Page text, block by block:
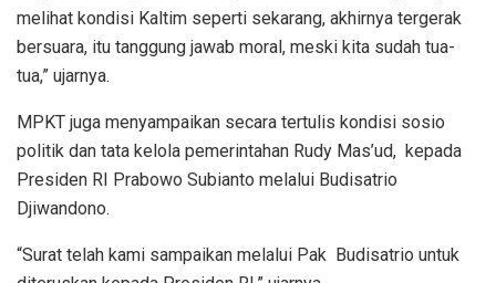
melihat kondisi Kaltim seperti sekarang, akhirnya tergerak
bersuara, itu tanggung jawab moral, meski kita sudah tua-
tua,” ujarnya.
MPKT juga menyampaikan secara tertulis kondisi sosio
politik dan tata kelola pemerintahan Rudy Mas’ud, kepada
Presiden RI Prabowo Subianto melalui Budisatrio
Djiwandono.
“Surat telah kami sampaikan melalui Pak Budisatrio untuk